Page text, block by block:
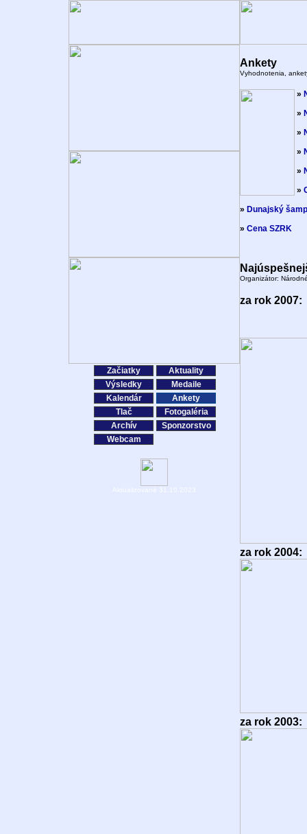
Začiatky
Aktuality
Výsledky
Medaile
Kalendár
Ankety
Tlač
Fotogaléria
Archív
Sponzorstvo
Webcam
Aktualizované 31.10.2023
Ankety
Vyhodnotenia,
»
»
»
»
»
»
» Dunajský
» Cena SZRK
Organizátor:
za rok 2007:
za rok 2004:
za rok 2003: